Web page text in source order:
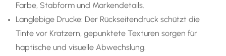
Farbe, Stabform und Markendetails.
Langlebige Drucke: Der Rückseitendruck schützt die
Tinte vor Kratzern, gepunktete Texturen sorgen für
haptische und visuelle Abwechslung.